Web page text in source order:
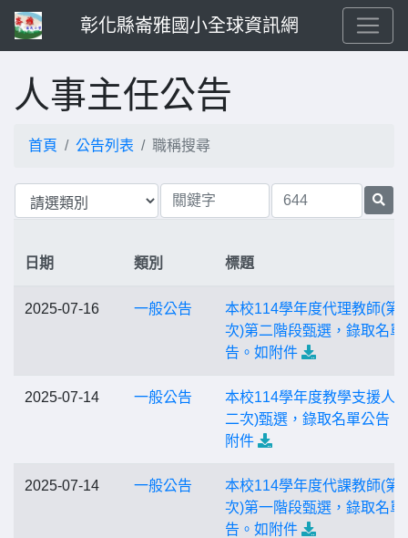
彰化縣崙雅國小全球資訊網
人事主任公告
首頁 公告列表 職稱搜尋
日期 類別 標題
2025-07-16 一般公告
本校114學年度代理教師(第
次)第二階段甄選，錄取名單
告。如附件
2025-07-14 一般公告
本校114學年度教學支援人
二次)甄選，錄取名單公告。
附件
2025-07-14 一般公告
本校114學年度代課教師(第
次)第一階段甄選，錄取名單
告。如附件